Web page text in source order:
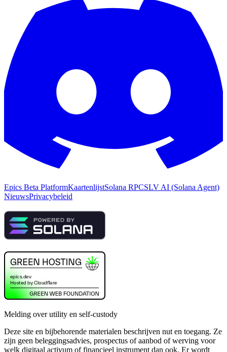
Epics Beta PlatformKaartenlijstSolana RPCSLV AI (Solana Agent)
NieuwsPrivacybeleid
Melding over utility en self-custody
Deze site en bijbehorende materialen beschrijven nut en toegang. Ze
zijn geen beleggingsadvies, prospectus of aanbod of werving voor
welk digitaal activum of financieel instrument dan ook. Er wordt